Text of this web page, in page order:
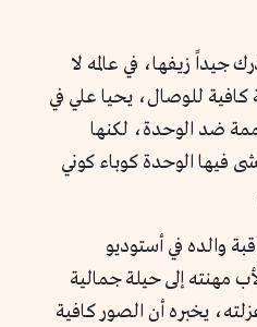
جيداً زيفها، في عالمه لا
للوصال، يحيا علي في
ضد الوحدة، لكنها
فيها الوحدة كوباء كوني
والده في أستوديو
مهنته إلى حيلة جمالية
يخبره أن الصور كافية